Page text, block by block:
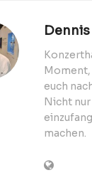
Dennis
Moment,
euch
Nicht
machen.